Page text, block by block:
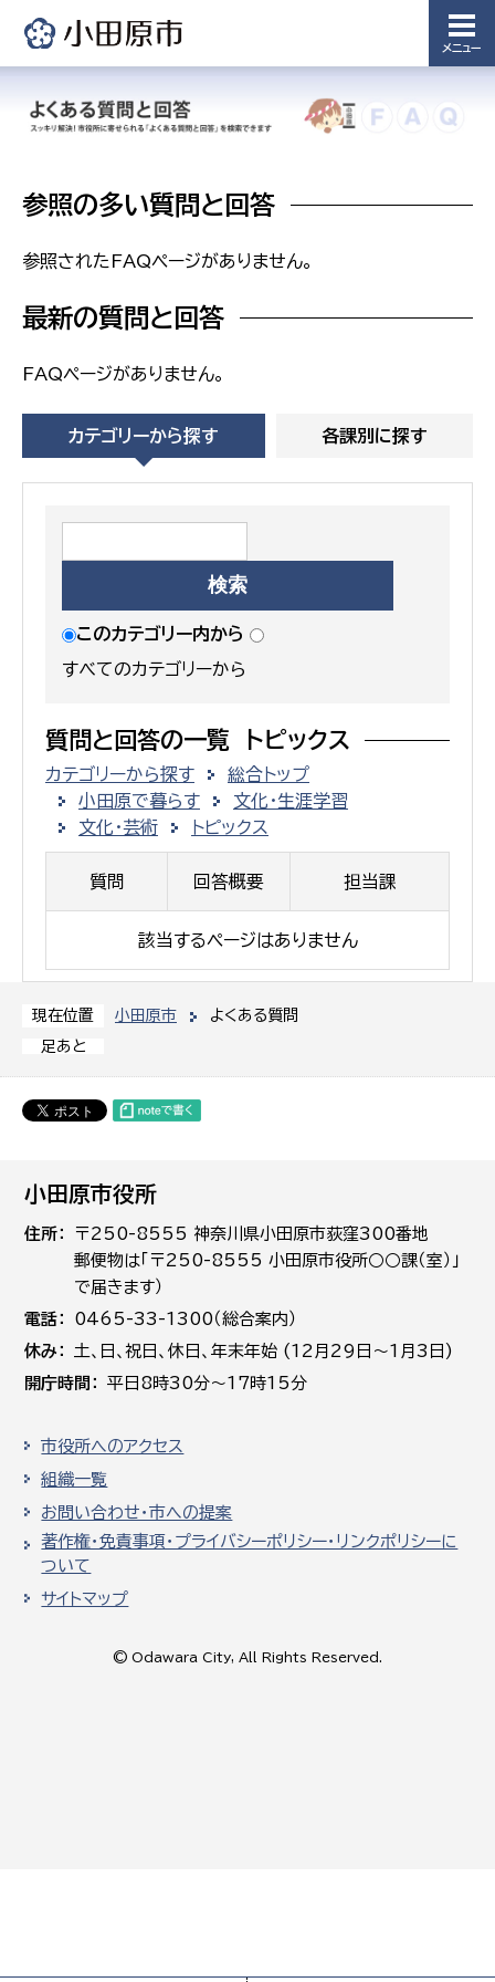
メニュー
浄水管理
農業委
員会事
農業委員
議会局
課
現在位置 小田原市
よくある質問
足あと
参照の多い質問と回答
参照されたFAQページがありません。
最新の質問と回答
FAQページがありません。
カテゴリーから探す 各課別に探す
このカテゴリー内から
すべてのカテゴリーから
質問と回答の一覧 トピックス
カテゴリーから探す
総合トップ
小田原で暮らす
文化・生涯学習
文化・芸術
トピックス
質問 回答概要 担当課
該当するページはありません
小田原市役所
住所
〒250-8555 神奈川県小田原市荻窪300番地
郵便物は「〒250-8555 小田原市役所○○課（室）」
で届きます）
電話
0465-33-1300（総合案内）
休み
土､日､祝日、休日、年末年始 (12月29日～1月3日)
開庁時間
平日8時30分～17時15分
市役所へのアクセス
組織一覧
お問い合わせ・市への提案
著作権・免責事項・プライバシーポリシー・リンクポリシーに
ついて
サイトマップ
© Odawara City, All Rights Reserved.